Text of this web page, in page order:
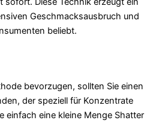
Geschmacksausbruch und
beliebt.
bevorzugen, sollten Sie einen
der speziell für Konzentrate
einfach eine kleine Menge Shatter